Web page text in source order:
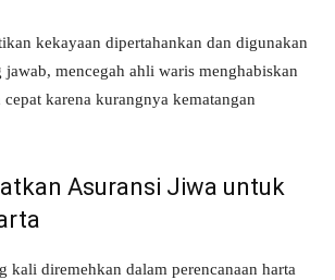
kekayaan dipertahankan dan digunakan
jawab, mencegah ahli waris menghabiskan
karena kurangnya kematangan
Asuransi Jiwa untuk
kali diremehkan dalam perencanaan harta